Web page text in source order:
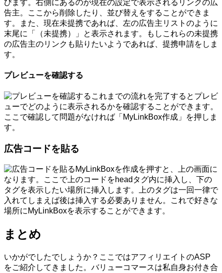
びます。右側にあるのが現在の設定で表示されるリンクの広
告主。ここから削除したり、並び替えをすることができま
す。また、現在未提携であれば、左の広告主リストのように
末尾に「（未提携）」と表示されます。もしこれらの未提携
の広告主のリンクも貼りたいようであれば、提携申請をしま
す。
プレビューを確認する
これまでの流れを完了するとプレビ
ューでどのように表示されるかを確認することができます。
ここで確認して問題がなければ「MyLinkBox作成」を押しま
す。
広告コードを貼る
MyLinkBoxを作成を押すと、上の画面に
なります。ここで上のコードをheadタグ内に挿入し、下の
タグを表示したい場所に挿入します。上のタグは一回一律で
入れてしまえば後は挿入する必要ありません。これで好きな
場所にMyLinkBoxを表示することができます。
まとめ
いかがでしたでしょうか？ここではアフィリエイトのASP
をご紹介してきました。バリューコマースは私自身お付き合